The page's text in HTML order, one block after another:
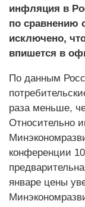
инфляция в
по сравнению
исключено,
впишется в
По данным
раза меньше,
Относительно
конференции
январе цены